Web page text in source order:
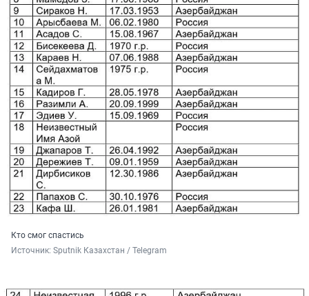
Кто смог спастись
Источник: Sputnik Казахстан / Telegram